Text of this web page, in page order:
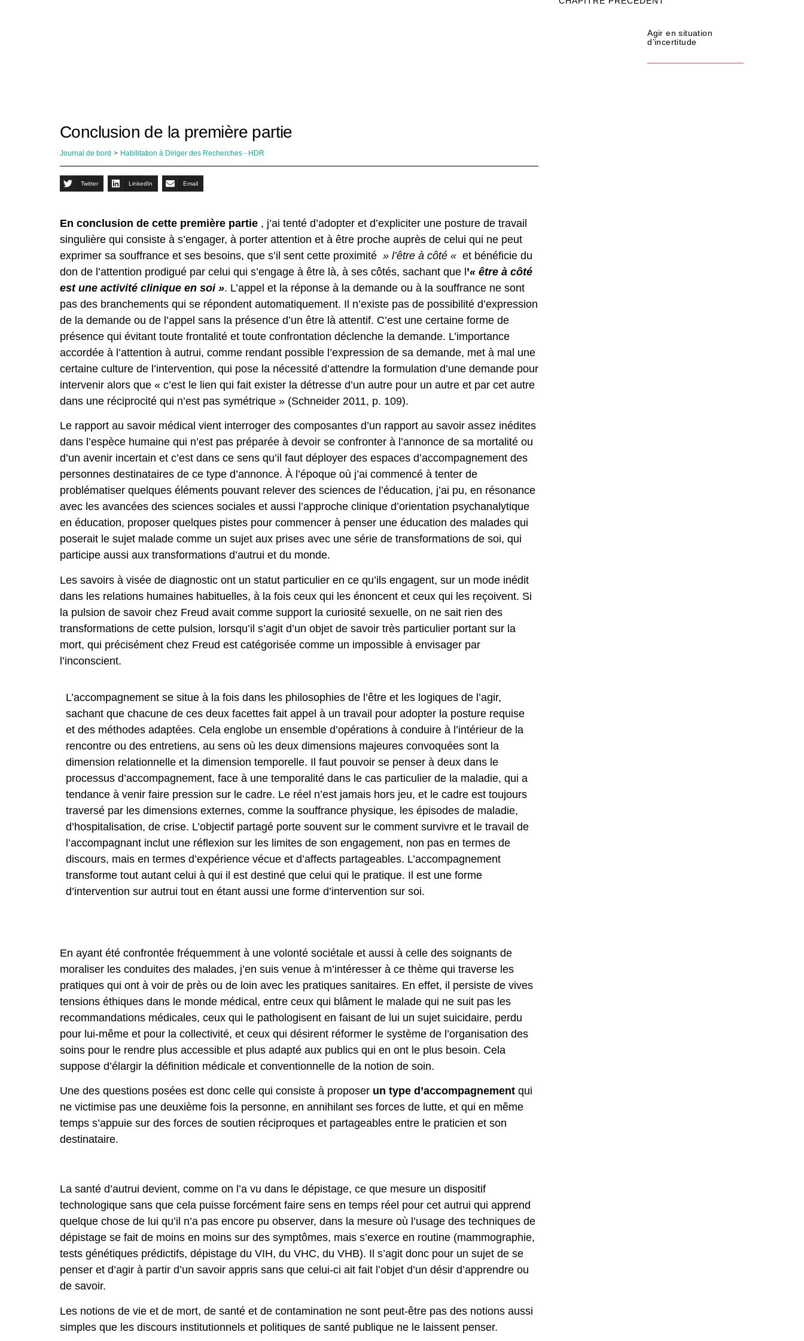
Conclusion de la première partie
Journal de bord > Habilitation à Diriger des Recherches - HDR
Twitter LinkedIn Email
En conclusion de cette première partie , j’ai tenté d’adopter et d’expliciter une posture de travail
singulière qui consiste à s’engager, à porter attention et à être proche auprès de celui qui ne peut
exprimer sa souffrance et ses besoins, que s’il sent cette proximité » l’être à côté « et bénéficie du
don de l’attention prodigué par celui qui s’engage à être là, à ses côtés, sachant que l ’« être à côté
est une activité clinique en soi ». L’appel et la réponse à la demande ou à la souffrance ne sont
pas des branchements qui se répondent automatiquement. Il n’existe pas de possibilité d’expression
de la demande ou de l’appel sans la présence d’un être là attentif. C’est une certaine forme de
présence qui évitant toute frontalité et toute confrontation déclenche la demande. L’importance
accordée à l’attention à autrui, comme rendant possible l’expression de sa demande, met à mal une
certaine culture de l’intervention, qui pose la nécessité d’attendre la formulation d’une demande pour
intervenir alors que « c’est le lien qui fait exister la détresse d’un autre pour un autre et par cet autre
dans une réciprocité qui n’est pas symétrique » (Schneider 2011, p. 109).
Le rapport au savoir médical vient interroger des composantes d’un rapport au savoir assez inédites
dans l’espèce humaine qui n’est pas préparée à devoir se confronter à l’annonce de sa mortalité ou
d’un avenir incertain et c’est dans ce sens qu’il faut déployer des espaces d’accompagnement des
personnes destinataires de ce type d’annonce. À l’époque où j’ai commencé à tenter de
problématiser quelques éléments pouvant relever des sciences de l’éducation, j’ai pu, en résonance
avec les avancées des sciences sociales et aussi l’approche clinique d’orientation psychanalytique
en éducation, proposer quelques pistes pour commencer à penser une éducation des malades qui
poserait le sujet malade comme un sujet aux prises avec une série de transformations de soi, qui
participe aussi aux transformations d’autrui et du monde.
Les savoirs à visée de diagnostic ont un statut particulier en ce qu’ils engagent, sur un mode inédit
dans les relations humaines habituelles, à la fois ceux qui les énoncent et ceux qui les reçoivent. Si
la pulsion de savoir chez Freud avait comme support la curiosité sexuelle, on ne sait rien des
transformations de cette pulsion, lorsqu’il s’agit d’un objet de savoir très particulier portant sur la
mort, qui précisément chez Freud est catégorisée comme un impossible à envisager par
l’inconscient.
L’accompagnement se situe à la fois dans les philosophies de l’être et les logiques de l’agir,
sachant que chacune de ces deux facettes fait appel à un travail pour adopter la posture requise
et des méthodes adaptées. Cela englobe un ensemble d’opérations à conduire à l’intérieur de la
rencontre ou des entretiens, au sens où les deux dimensions majeures convoquées sont la
dimension relationnelle et la dimension temporelle. Il faut pouvoir se penser à deux dans le
processus d’accompagnement, face à une temporalité dans le cas particulier de la maladie, qui a
tendance à venir faire pression sur le cadre. Le réel n’est jamais hors jeu, et le cadre est toujours
traversé par les dimensions externes, comme la souffrance physique, les épisodes de maladie,
d’hospitalisation, de crise. L’objectif partagé porte souvent sur le comment survivre et le travail de
l’accompagnant inclut une réflexion sur les limites de son engagement, non pas en termes de
discours, mais en termes d’expérience vécue et d’affects partageables. L’accompagnement
transforme tout autant celui à qui il est destiné que celui qui le pratique. Il est une forme
d’intervention sur autrui tout en étant aussi une forme d’intervention sur soi.
En ayant été confrontée fréquemment à une volonté sociétale et aussi à celle des soignants de
moraliser les conduites des malades, j’en suis venue à m’intéresser à ce thème qui traverse les
pratiques qui ont à voir de près ou de loin avec les pratiques sanitaires. En effet, il persiste de vives
tensions éthiques dans le monde médical, entre ceux qui blâment le malade qui ne suit pas les
recommandations médicales, ceux qui le pathologisent en faisant de lui un sujet suicidaire, perdu
pour lui-même et pour la collectivité, et ceux qui désirent réformer le système de l’organisation des
soins pour le rendre plus accessible et plus adapté aux publics qui en ont le plus besoin. Cela
suppose d’élargir la définition médicale et conventionnelle de la notion de soin.
Une des questions posées est donc celle qui consiste à proposer un type d’accompagnement qui
ne victimise pas une deuxième fois la personne, en annihilant ses forces de lutte, et qui en même
temps s’appuie sur des forces de soutien réciproques et partageables entre le praticien et son
destinataire.
La santé d’autrui devient, comme on l’a vu dans le dépistage, ce que mesure un dispositif
technologique sans que cela puisse forcément faire sens en temps réel pour cet autrui qui apprend
quelque chose de lui qu’il n’a pas encore pu observer, dans la mesure où l’usage des techniques de
dépistage se fait de moins en moins sur des symptômes, mais s’exerce en routine (mammographie,
tests génétiques prédictifs, dépistage du VIH, du VHC, du VHB). Il s’agit donc pour un sujet de se
penser et d’agir à partir d’un savoir appris sans que celui-ci ait fait l’objet d’un désir d’apprendre ou
de savoir.
Les notions de vie et de mort, de santé et de contamination ne sont peut-être pas des notions aussi
simples que les discours institutionnels et politiques de santé publique ne le laissent penser.
Agir en situation
d’incertitude